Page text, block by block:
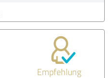
Empfehlung